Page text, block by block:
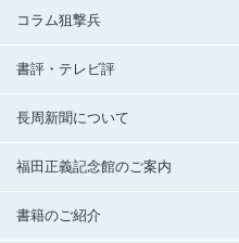
コラム狙撃兵
書評・テレビ評
長周新聞について
福田正義記念館のご案内
書籍のご紹介